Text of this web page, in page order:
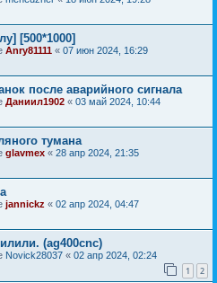
[500*1000]
Anry81111 « 07 июн 2024, 16:29
после аварийного сигнала
Даниил1902 « 03 май 2024, 10:44
тумана
glavmex « 28 апр 2024, 21:35
jannickz « 02 апр 2024, 04:47
(ag400cnc)
Novick28037 « 02 апр 2024, 02:24
1 2